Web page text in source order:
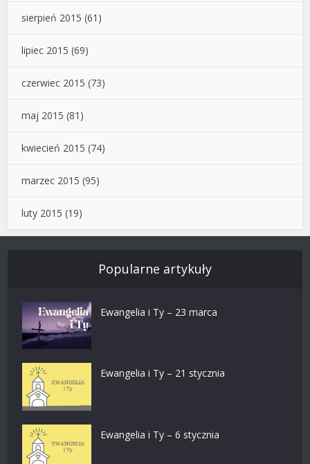
sierpień 2015 (61)
lipiec 2015 (69)
czerwiec 2015 (73)
maj 2015 (81)
kwiecień 2015 (74)
marzec 2015 (95)
luty 2015 (19)
Popularne artykuły
Ewangelia i Ty – 23 marca
Ewangelia i Ty – 21 stycznia
Ewangelia i Ty – 6 stycznia